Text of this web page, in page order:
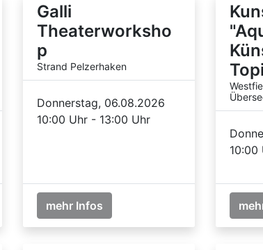
Galli
Theaterworksho
p
Strand Pelzerhaken
Donnerstag, 06.08.2026
10:00 Uhr - 13:00 Uhr
mehr Infos
10:00